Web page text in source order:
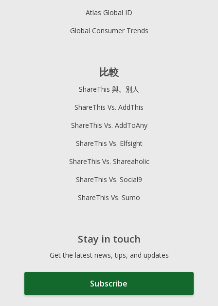
Atlas Global ID
Global Consumer Trends
比較
ShareThis 與。別人
ShareThis Vs. AddThis
ShareThis Vs. AddToAny
ShareThis Vs. Elfsight
ShareThis Vs. Shareaholic
ShareThis Vs. Social9
ShareThis Vs. Sumo
Stay in touch
Get the latest news, tips, and updates
Subscribe